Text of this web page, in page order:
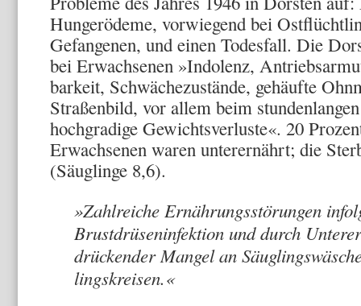
Hungerödeme, vorwiegend bei
Gefange­nen, und einen Todesfall. Die
bei Erwachsenen »Indo­lenz,
barkeit, Schwächezustände, gehäufte
Straßenbild, vor allem beim
hochgradige Gewichtsverluste«. 20
Erwachsenen waren un­terernährt; die
(Säuglinge 8,6).
»Zahlreiche Ernäh­rungsstörungen
Brustdrüseninfektion und durch
drückender Mangel an
lingskreisen.«